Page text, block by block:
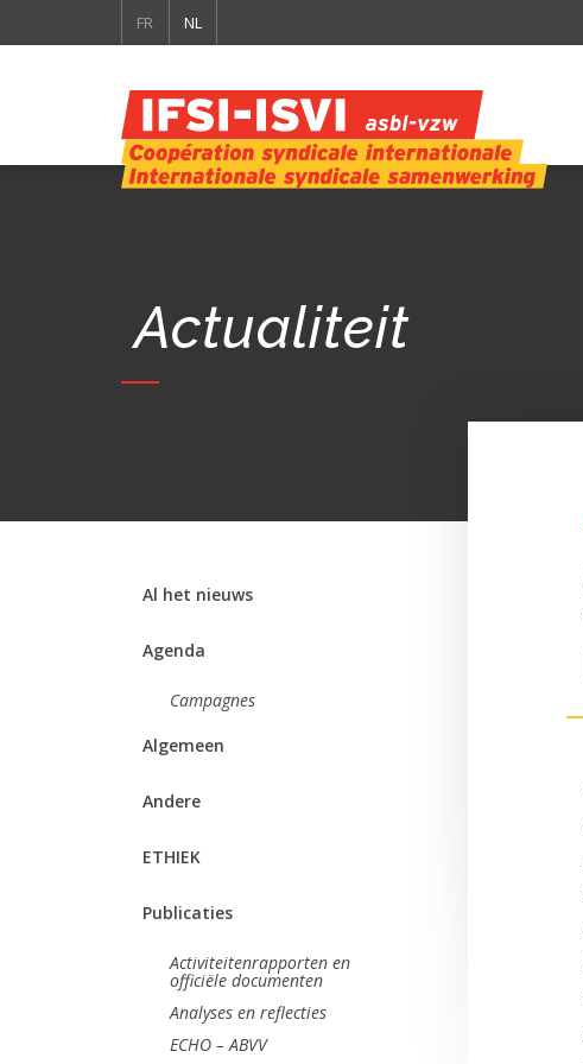
FR NL
Actualiteit
Al het nieuws
Agenda
Campagnes
Algemeen
Andere
ETHIEK
Publicaties
Activiteitenrapporten en
officiële documenten
Analyses en reflecties
ECHO – ABVV